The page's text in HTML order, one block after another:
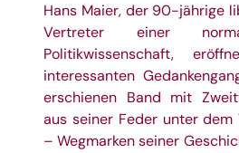
Hans Maier, der 90-jährige
Vertreter einer
Politikwissenschaft,
interessanten
erschienen Band mit
aus seiner Feder unter dem
– Wegmarken seiner